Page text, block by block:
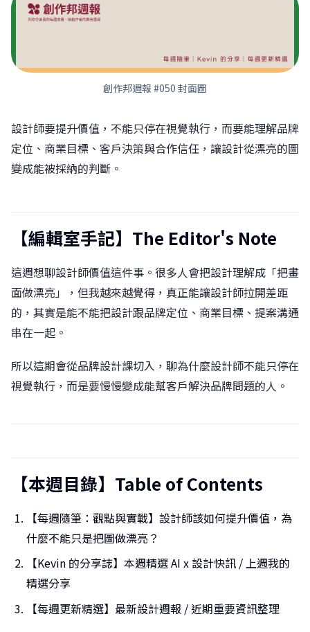
創作邦週報 #050 封面圖
設計師要提升價值，不能只停在視覺執行，而要能理解品牌
定位、商業目標、客戶決策與合作信任，讓設計從漂亮的圖
變成能被採納的判斷。
【編輯室手記】The Editor's Note
這週想聊設計師價值這件事。很多人會把設計理解成「把畫
面做漂亮」，但我越來越覺得，真正能讓設計師拉開差距
的，其實是能不能把設計跟品牌定位、商業目標、提案溝通
串在一起。
所以這期會從品牌設計課切入，聊為什麼設計師不能只停在
視覺執行，而是要慢慢變成能幫客戶解決品牌問題的人。
【本週目錄】Table of Contents
【每週隨筆：觀點與實戰】設計師該如何提升價值，為
什麼不能只是把圖做漂亮？
【Kevin 的分享誌】本週精選 AI x 設計快訊 / 上週我的
精選分享
【每週更新精選】最新設計週報 / 近期重要資訊整理